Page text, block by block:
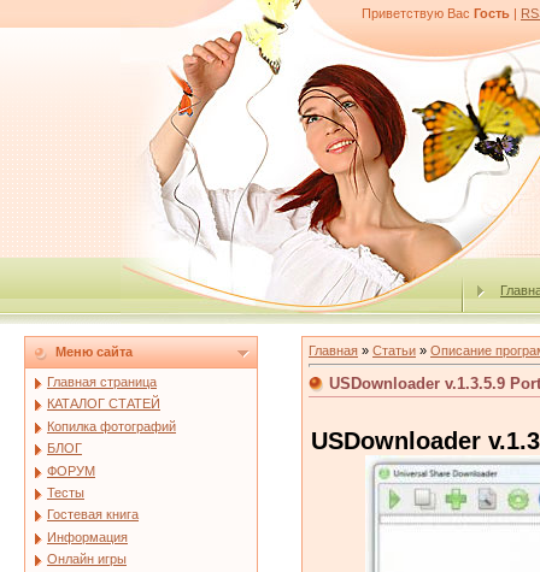
Приветствую Вас Гость |
Меню сайта
Главная страница
КАТАЛОГ СТАТЕЙ
Копилка фотографий
БЛОГ
ФОРУМ
Тесты
Гостевая книга
Информация
Онлайн игры
Главная » Статьи » Описание
USDownloader v.1.3.5.9
USDownloader